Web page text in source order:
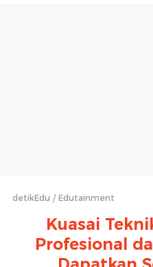
detikEdu Edutainment
Kuasai
Profesional